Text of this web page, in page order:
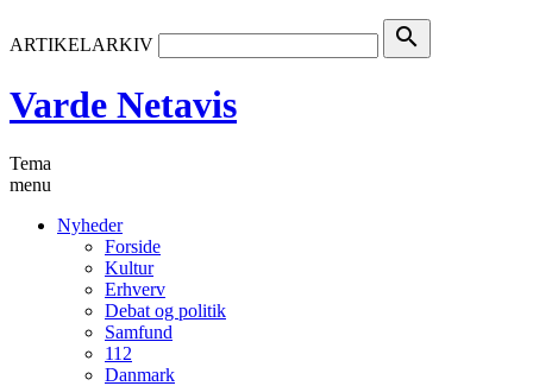
ARTIKELARKIV search
Varde Netavis
Tema
menu
Nyheder
Forside
Kultur
Erhverv
Debat og politik
Samfund
112
Danmark